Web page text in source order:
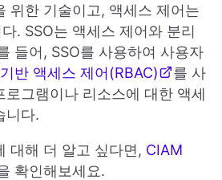
위한 기술이고, 액세스 제어는
. SSO는 액세스 제어와 분리
들어, SSO를 사용하여 사용자
반 액세스 제어(RBAC)
를 사
로그램이나 리소스에 대한 액세
니다.
대해 더 알고 싶다면, CIAM
확인해보세요.